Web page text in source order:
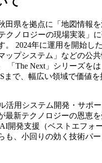
田県を拠点に「地図情報
クノロジーの現場実装」
。 2024年に運用を開始し
ップシステム」などの公
「The Next」シリーズを
まで、幅広い領域で価値を
活用システム開発・サポ
最新テクノロジーの恩恵
開発支援（ベストエフォ
も、小回りの効く技術パ